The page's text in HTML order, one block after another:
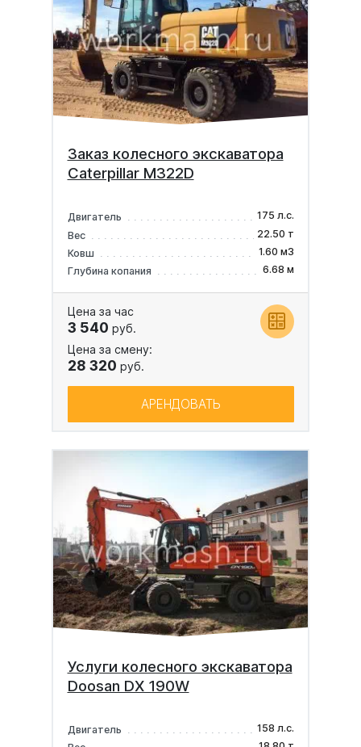
Заказ колесного экскаватора
Caterpillar M322D
Двигатель
175 л.с.
Вес
22.50 т
Ковш
1.60 м3
Глубина копания
6.68 м
Цена за час
3 540 руб.
Цена за смену:
28 320 руб.
АРЕНДОВАТЬ
Услуги колесного экскаватора
Doosan DX 190W
Двигатель
158 л.с.